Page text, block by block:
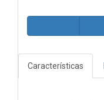
Características